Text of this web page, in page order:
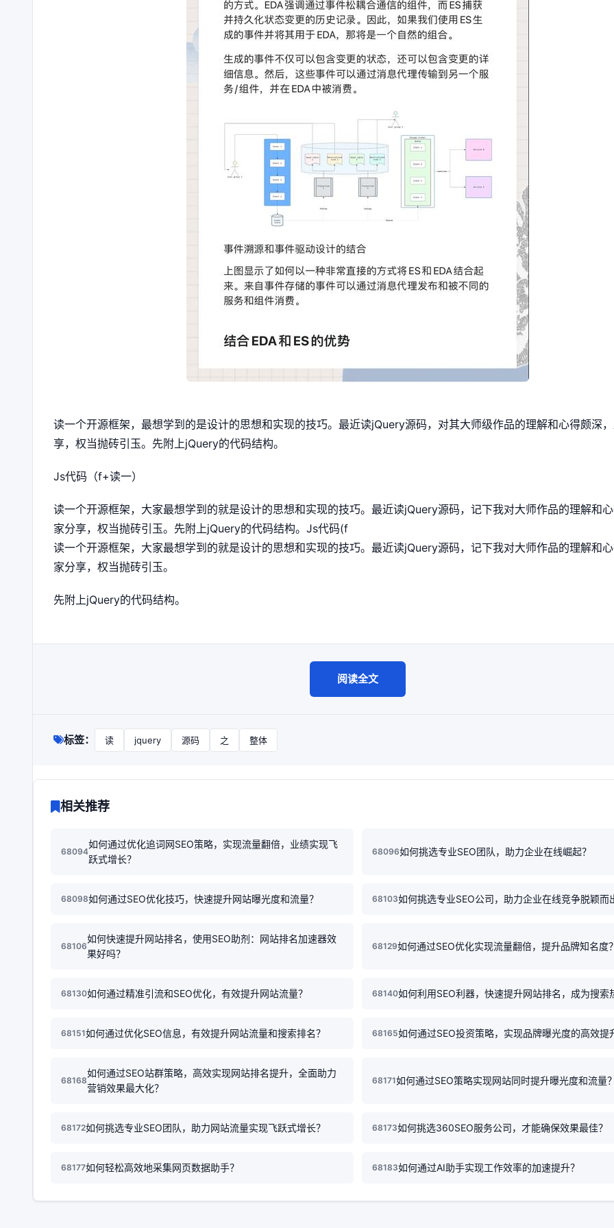
读一个开源框架，最想学到的是设计的思想和实现的技巧。最近读jQuery源码，对其大师级作品的理解和心得颇深
享，权当抛砖引玉。先附上jQuery的代码结构。
Js代码（f+读一）
读一个开源框架，大家最想学到的就是设计的思想和实现的技巧。最近读jQuery源码，记下我对大师作品的理解和
家分享，权当抛砖引玉。先附上jQuery的代码结构。Js代码(f
读一个开源框架，大家最想学到的就是设计的思想和实现的技巧。最近读jQuery源码，记下我对大师作品的理解和
家分享，权当抛砖引玉。
先附上jQuery的代码结构。
阅读全文
标签： 读 jquery 源码 之 整体
相关推荐
68094
如何通过优化追词网SEO策略，实现流量翻倍，业绩实现飞
跃式增长？
68096如何挑选专业SEO团队，助力企业在线崛起？
68098如何通过SEO优化技巧，快速提升网站曝光度和流量？ 68103如何挑选专业SEO公司，助力企业在线竞争脱颖而
68106
如何快速提升网站排名，使用SEO助剂：网站排名加速器效
果好吗？
68129如何通过SEO优化实现流量翻倍，提升品牌知名度
68130如何通过精准引流和SEO优化，有效提升网站流量？ 68140如何利用SEO利器，快速提升网站排名，成为搜索
68151如何通过优化SEO信息，有效提升网站流量和搜索排名？ 68165如何通过SEO投资策略，实现品牌曝光度的高效提
68168
如何通过SEO站群策略，高效实现网站排名提升，全面助力
营销效果最大化？
68171如何通过SEO策略实现网站同时提升曝光度和流量
68172如何挑选专业SEO团队，助力网站流量实现飞跃式增长？ 68173如何挑选360SEO服务公司，才能确保效果最佳？
68177如何轻松高效地采集网页数据助手？ 68183如何通过AI助手实现工作效率的加速提升？